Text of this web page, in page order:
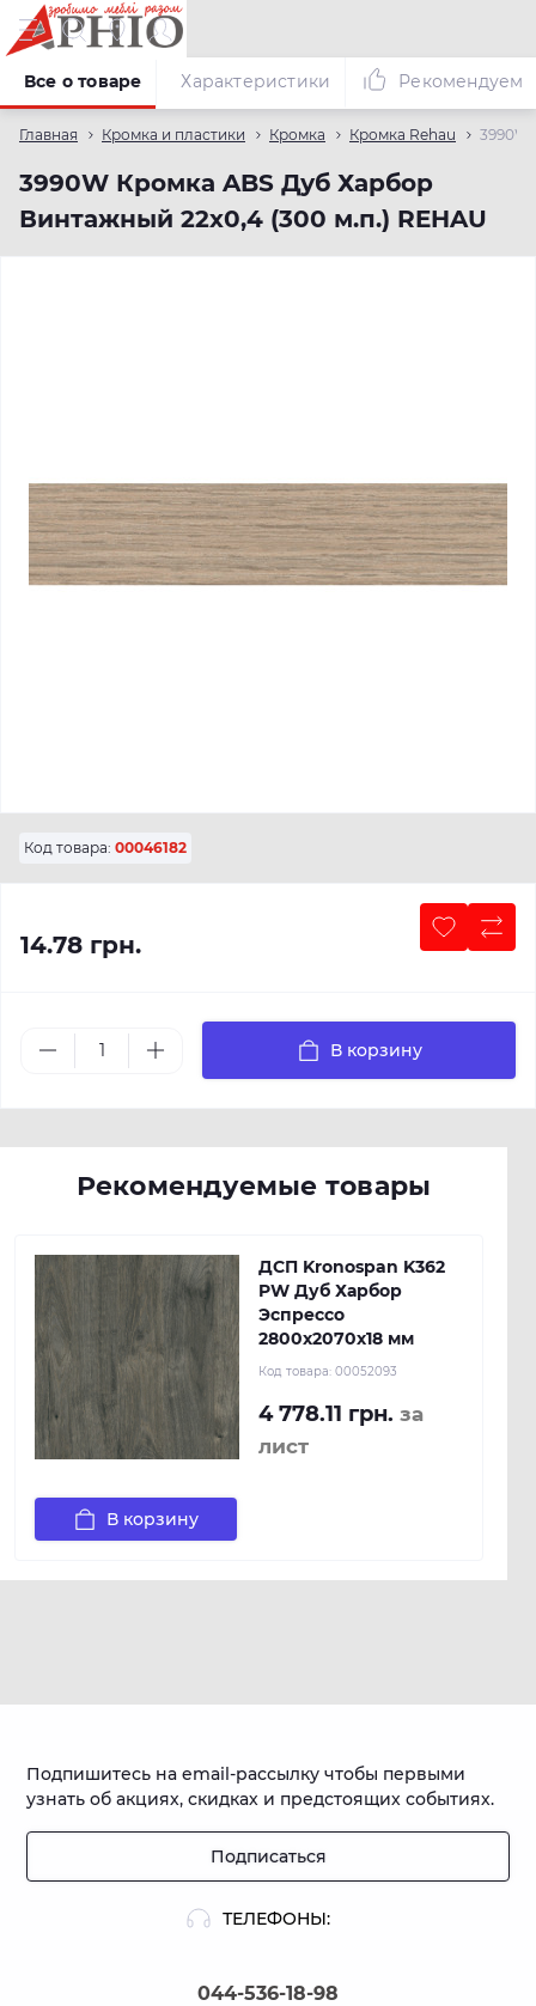
Главная Кромка и пластики Кромка Кромка Rehau 3990W
3990W Кромка ABS Дуб Харбор
Винтажный 22х0,4 (300 м.п.) REHAU
Все о товаре Характеристики Рекомендуем
Код товара: 00046182
14.78 грн.
В корзину
Рекомендуемые товары
ДСП Kronospan K362
PW Дуб Харбор
Эспрессо
2800х2070х18 мм
Код товара: 00052093
4 778.11 грн. за
лист
В корзину
ТЕЛЕФОНЫ:
044-536-18-98
Подпишитесь на email-рассылку чтобы первыми
узнать об акциях, скидках и предстоящих событиях.
Подписаться